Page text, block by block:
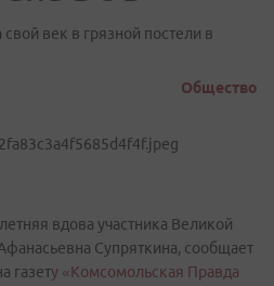
век в грязной постели в
Общество
вдова участника Великой
Супряткина, сообщает
газету «Комсомольская Правда